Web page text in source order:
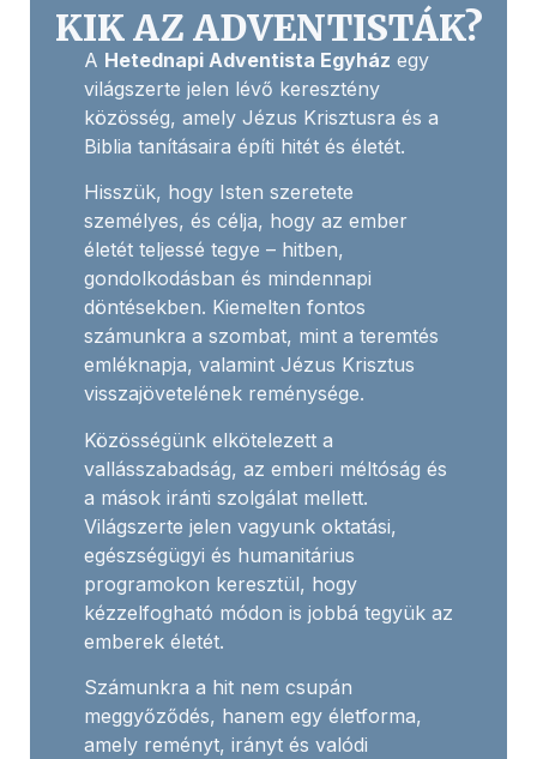
KIK AZ ADVENTISTÁK?
A Hetednapi Adventista Egyház egy
világszerte jelen lévő keresztény
közösség, amely Jézus Krisztusra és a
Biblia tanításaira építi hitét és életét.
Hisszük, hogy Isten szeretete
személyes, és célja, hogy az ember
életét teljessé tegye – hitben,
gondolkodásban és mindennapi
döntésekben. Kiemelten fontos
számunkra a szombat, mint a teremtés
emléknapja, valamint Jézus Krisztus
visszajövetelének reménysége.
Közösségünk elkötelezett a
vallásszabadság, az emberi méltóság és
a mások iránti szolgálat mellett.
Világszerte jelen vagyunk oktatási,
egészségügyi és humanitárius
programokon keresztül, hogy
kézzelfogható módon is jobbá tegyük az
emberek életét.
Számunkra a hit nem csupán
meggyőződés, hanem egy életforma,
amely reményt, irányt és valódi